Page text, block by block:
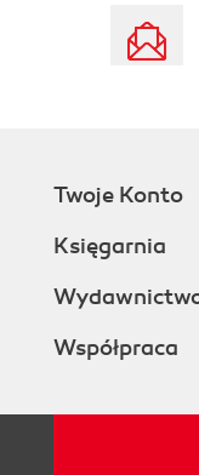
Twoje Konto
Księgarnia
Współpraca